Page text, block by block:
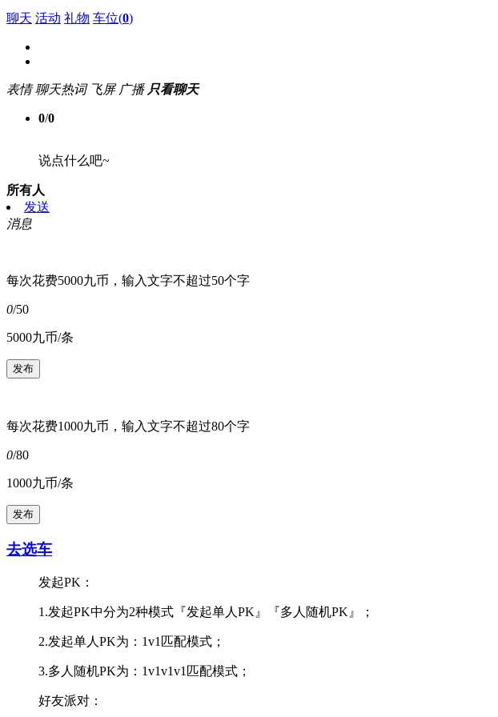
聊天 活动 礼物 车位(0)
表情 聊天热词 飞屏 广播 只看聊天
0/0
说点什么吧~
所有人
发送
消息
每次花费5000九币，输入文字不超过50个字
0/50
5000九币/条
每次花费1000九币，输入文字不超过80个字
0/80
1000九币/条
去选车
发起PK：
1.发起PK中分为2种模式『发起单人PK』『多人随机PK』；
2.发起单人PK为：1v1匹配模式；
3.多人随机PK为：1v1v1v1匹配模式；
好友派对：